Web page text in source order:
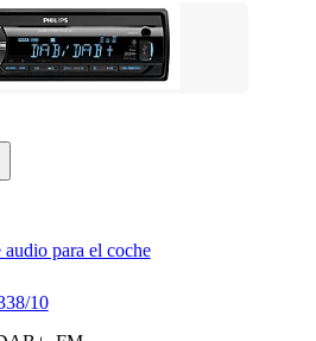
audio para el coche
10